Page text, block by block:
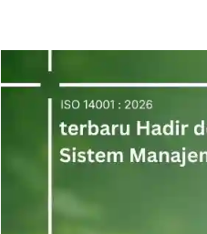
Tahu!
14001:2026
dengan